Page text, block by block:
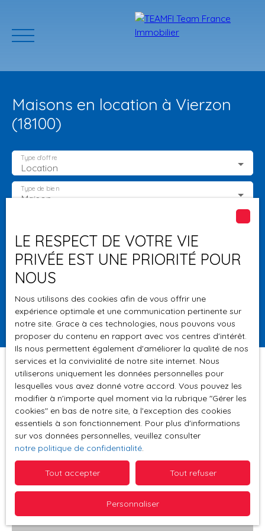
ACCUEIL PROGRAMMES
Estimation
Maisons en location à Vierzon
(18100)
Location
Type d'offre
Maison
Type de bien
Loyer max (€/mois)
Surface min (m²)
Rechercher
Pertinence
Trier par Créer une alerte
LE RESPECT DE VOTRE VIE
PRIVÉE EST UNE PRIORITÉ POUR
NOUS
Nous utilisons des cookies afin de vous offrir une
expérience optimale et une communication pertinente sur
notre site. Grace à ces technologies, nous pouvons vous
proposer du contenu en rapport avec vos centres d'intérêt.
Ils nous permettent également d'améliorer la qualité de nos
services et la convivialité de notre site internet. Nous
utiliserons uniquement les données personnelles pour
lesquelles vous avez donné votre accord. Vous pouvez les
modifier à n'importe quel moment via la rubrique ″Gérer les
cookies″ en bas de notre site, à l'exception des cookies
essentiels à son fonctionnement. Pour plus d'informations
sur vos données personnelles, veuillez consulter
notre politique de confidentialité.
Tout accepter Tout refuser
Personnaliser